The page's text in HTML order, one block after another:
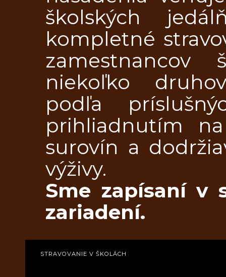
školských
kompletné
zamestnancov
niekoľko
podľa
prihliadnutím
surovín a
výživy.
Sme zapísaní v
zariadení.
STRAVOVANIE V ŠKOLÁCH